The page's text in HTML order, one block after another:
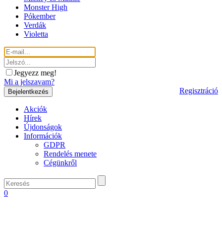
Monster High
Pókember
Verdák
Violetta
Jegyezz meg!
Mi a jelszavam?
Regisztráció
Akciók
Hírek
Újdonságok
Információk
GDPR
Rendelés menete
Cégünkről
0